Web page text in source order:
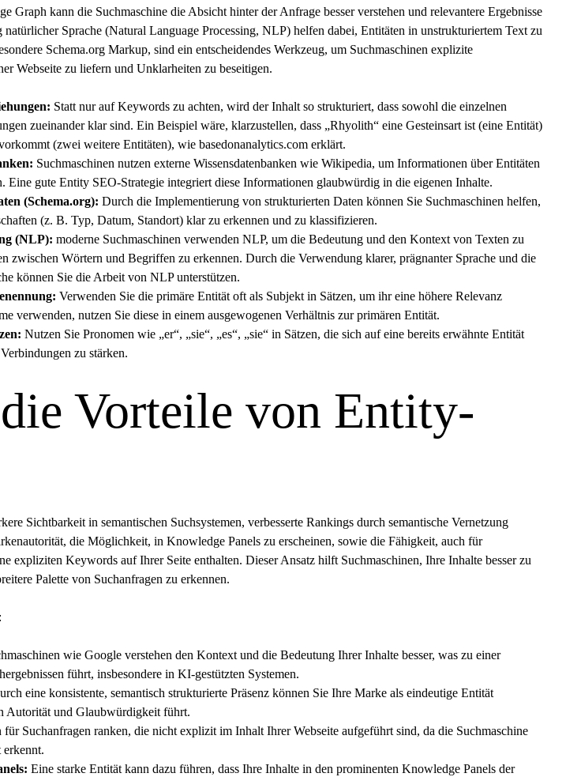
Graph kann die Suchmaschine die Absicht hinter der Anfrage besser verstehen und relevantere Ergebnisse
Sprache (Natural Language Processing, NLP) helfen dabei, Entitäten in unstrukturiertem Text zu
Schema.org Markup, sind ein entscheidendes Werkzeug, um Suchmaschinen explizite
Webseite zu liefern und Unklarheiten zu beseitigen.
Statt nur auf Keywords zu achten, wird der Inhalt so strukturiert, dass sowohl die einzelnen
zueinander klar sind. Ein Beispiel wäre, klarzustellen, dass „Rhyolith“ eine Gesteinsart ist (eine Entität)
(zwei weitere Entitäten), wie basedonanalytics.com erklärt.
Suchmaschinen nutzen externe Wissensdatenbanken wie Wikipedia, um Informationen über Entitäten
Eine gute Entity SEO-Strategie integriert diese Informationen glaubwürdig in die eigenen Inhalte.
(Schema.org): Durch die Implementierung von strukturierten Daten können Sie Suchmaschinen helfen,
(z. B. Typ, Datum, Standort) klar zu erkennen und zu klassifizieren.
(NLP): moderne Suchmaschinen verwenden NLP, um die Bedeutung und den Kontext von Texten zu
zwischen Wörtern und Begriffen zu erkennen. Durch die Verwendung klarer, prägnanter Sprache und die
können Sie die Arbeit von NLP unterstützen.
Verwenden Sie die primäre Entität oft als Subjekt in Sätzen, um ihr eine höhere Relevanz
verwenden, nutzen Sie diese in einem ausgewogenen Verhältnis zur primären Entität.
Nutzen Sie Pronomen wie „er“, „sie“, „es“, „sie“ in Sätzen, die sich auf eine bereits erwähnte Entität
zu stärken.
Vorteile von Entity-
Sichtbarkeit in semantischen Suchsystemen, verbesserte Rankings durch semantische Vernetzung
die Möglichkeit, in Knowledge Panels zu erscheinen, sowie die Fähigkeit, auch für
expliziten Keywords auf Ihrer Seite enthalten. Dieser Ansatz hilft Suchmaschinen, Ihre Inhalte besser zu
Palette von Suchanfragen zu erkennen.
wie Google verstehen den Kontext und die Bedeutung Ihrer Inhalte besser, was zu einer
führt, insbesondere in KI-gestützten Systemen.
eine konsistente, semantisch strukturierte Präsenz können Sie Ihre Marke als eindeutige Entität
Autorität und Glaubwürdigkeit führt.
für Suchanfragen ranken, die nicht explizit im Inhalt Ihrer Webseite aufgeführt sind, da die Suchmaschine
erkennt.
Eine starke Entität kann dazu führen, dass Ihre Inhalte in den prominenten Knowledge Panels der